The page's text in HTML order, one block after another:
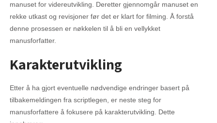
manuset for videreutvikling. Deretter gjennomgår manuset en
rekke utkast og revisjoner før det er klart for filming. Å forstå
denne prosessen er nøkkelen til å bli en vellykket
manusforfatter.
Karakterutvikling
Etter å ha gjort eventuelle nødvendige endringer basert på
tilbakemeldingen fra scriptlegen, er neste steg for
manusforfattere å fokusere på karakterutvikling. Dette